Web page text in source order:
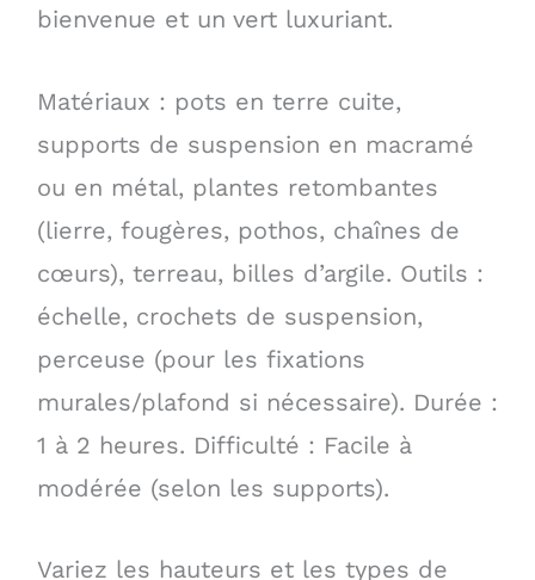
bienvenue et un vert luxuriant.
Matériaux : pots en terre cuite,
supports de suspension en macramé
ou en métal, plantes retombantes
(lierre, fougères, pothos, chaînes de
cœurs), terreau, billes d’argile. Outils :
échelle, crochets de suspension,
perceuse (pour les fixations
murales/plafond si nécessaire). Durée :
1 à 2 heures. Difficulté : Facile à
modérée (selon les supports).
Variez les hauteurs et les types de